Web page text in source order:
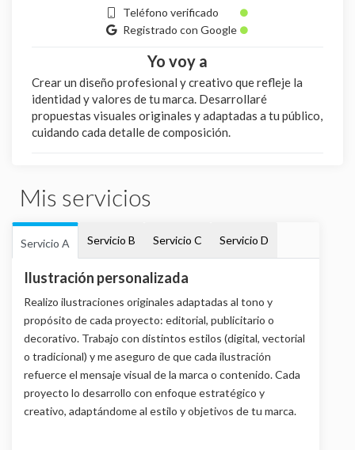
Teléfono verificado
Registrado con Google
Yo voy a
Crear un diseño profesional y creativo que refleje la
identidad y valores de tu marca. Desarrollaré
propuestas visuales originales y adaptadas a tu público,
cuidando cada detalle de composición.
Mis servicios
Servicio A Servicio B Servicio C Servicio D
Ilustración personalizada
Realizo ilustraciones originales adaptadas al tono y
propósito de cada proyecto: editorial, publicitario o
decorativo. Trabajo con distintos estilos (digital, vectorial
o tradicional) y me aseguro de que cada ilustración
refuerce el mensaje visual de la marca o contenido. Cada
proyecto lo desarrollo con enfoque estratégico y
creativo, adaptándome al estilo y objetivos de tu marca.